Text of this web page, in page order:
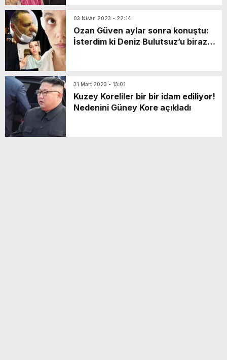
03 Nisan 2023 - 22:14
Ozan Güven aylar sonra konuştu:
İsterdim ki Deniz Bulutsuz’u biraz
31 Mart 2023 - 13:01
Kuzey Koreliler bir bir idam ediliyor!
Nedenini Güney Kore açıkladı